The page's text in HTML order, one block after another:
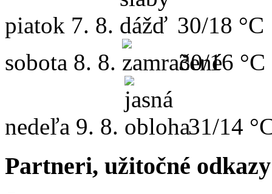
piatok 7. 8.
30/18 °C
sobota 8. 8. 30/16 °C
nedeľa 9. 8. 31/14
Partneri, užitočné odkazy